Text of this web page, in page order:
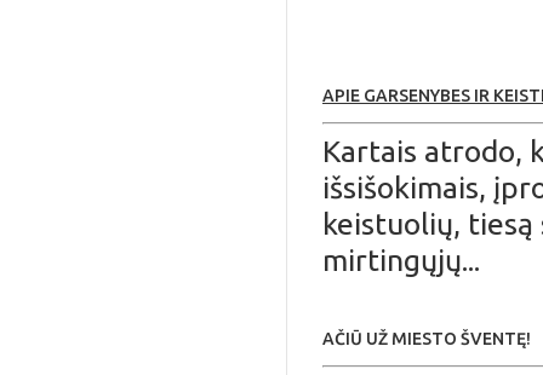
APIE GARSENYBES IR
Kartais atrodo,
išsišokimais,
keistuolių,
mirtingųjų...
AČIŪ UŽ MIESTO ŠVENTĘ!